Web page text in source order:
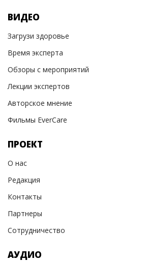
ВИДЕО
Загрузи здоровье
Время эксперта
Обзоры с мероприятий
Лекции экспертов
Авторское мнение
Фильмы EverCare
ПРОЕКТ
О нас
Редакция
Контакты
Партнеры
Сотрудничество
АУДИО